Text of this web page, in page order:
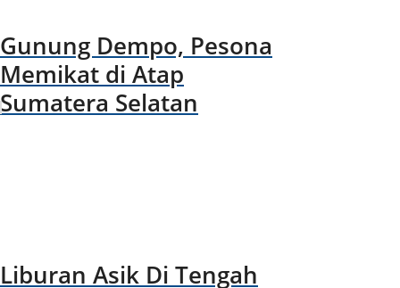
Gunung Dempo, Pesona
Memikat di Atap
Sumatera Selatan
Liburan Asik Di Tengah